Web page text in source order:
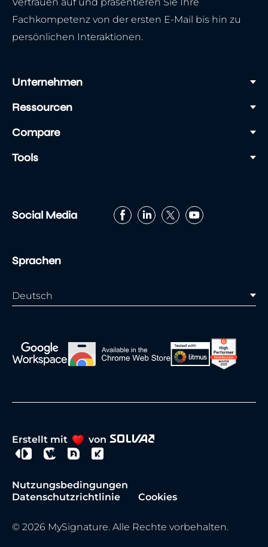
Vertrauen auf und präsentieren Sie Ihre
Fachkompetenz von der ersten E-Mail bis hin zu
persönlichen Interaktionen.
Unternehmen
Ressourcen
Compare
Tools
Social Media
Sprachen
Deutsch
Erstellt mit von
Nutzungsbedingungen
Datenschutzrichtlinie
Cookies
© 2026 MySignature. Alle Rechte vorbehalten.